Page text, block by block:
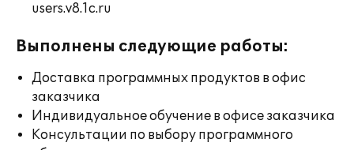
users.v8.1c.ru
Выполнены следующие работы:
Доставка программных продуктов в офис
заказчика
Индивидуальное обучение в офисе заказчика
Консультации по выбору программного